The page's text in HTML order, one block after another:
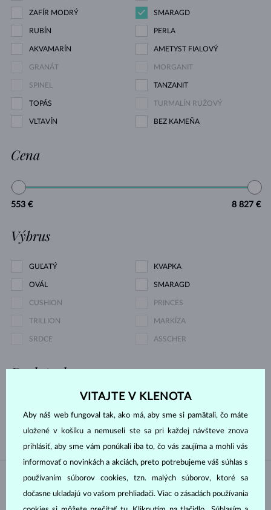
ZAFÍR MODRÝ SMARAGD
RUBÍN PERLA
AKVAMARÍN AMETYST FIALOVÝ
GRANÁT MORGANIT
SPINEL TANZANIT
TOPÁS TURMALÍN RUŽOVÝ
VLTAVÍN BEZ KAMEŇA
Cena
553 € 8 827 €
Výbrus
GUĽATÝ KVAPKA
OVÁL SMARAGD
CUSHION PRINCES
TRILLION MARKÍZA
SRDCE ASSCHER
Druh perly
AKOYA
TAHITSKÁ JUŽNÉHO PACIFIKU
NA SKLADE NA SKLADE
VITAJTE V KLENOTA
Aby náš web fungoval tak, ako má, aby sme si pamätali, čo máte
uložené v košíku a nemuseli ste sa pri každej návšteve znova
prihlásiť, aby sme vám ponúkali iba to, čo vás zaujíma a mohli vás
informovať o novinkách a akciách, preto potrebujeme váš súhlas s
používaním súborov cookies, tzn. malých súborov, ktoré sa
dočasne ukladajú vo vašom prehliadači. Viac o zásadách používania